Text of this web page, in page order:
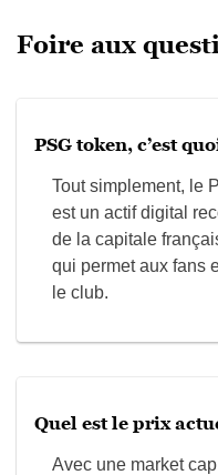
Foire aux
PSG token, c’est
Tout simplement, le
est un actif digital
de la capitale
qui permet aux fans
le club.
Quel est le prix
Avec une market